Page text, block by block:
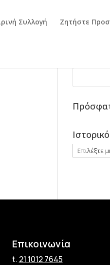
Συλλογή Ζητήστε
Ιστορικό
Ιστορικό
Επικοινωνία
t. 21 1012 7645